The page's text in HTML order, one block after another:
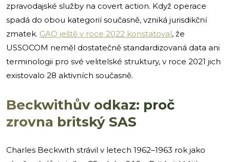
zpravodajské služby na covert action. Když operace
spadá do obou kategorií současně, vzniká jurisdikční
zmatek. GAO ještě v roce 2022 konstatoval, že
USSOCOM neměl dostatečně standardizovaná data ani
terminologii pro své velitelské struktury, v roce 2021 jich
existovalo 28 aktivních současně.
Beckwithův odkaz: proč
zrovna britský SAS
Charles Beckwith strávil v letech 1962–1963 rok jako